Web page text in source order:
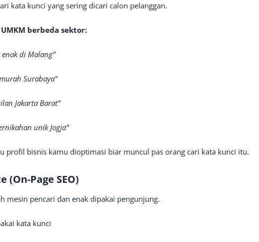
kata kunci yang sering dicari calon pelanggan.
berbeda sektor:
enak di Malang”
Surabaya”
Jakarta Barat”
unik Jogja”
profil bisnis kamu dioptimasi biar muncul pas orang cari kata kunci itu.
(On-Page SEO)
mesin pencari dan enak dipakai pengunjung.
kata kunci